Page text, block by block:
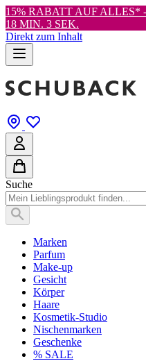
15% RABATT AUF ALLES*
18 MIN. 1 SEK.
Direkt zum Inhalt
Suche
Marken
Parfum
Make-up
Gesicht
Körper
Haare
Kosmetik-Studio
Nischenmarken
Geschenke
% SALE